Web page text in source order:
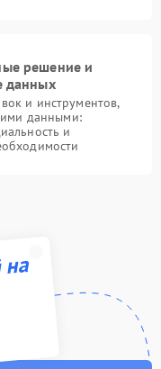
решение и
данных
и инструментов,
данными:
и